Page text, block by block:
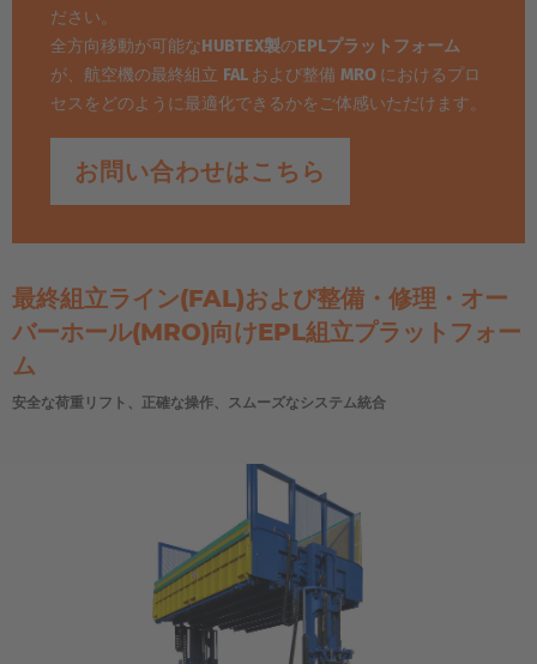
ださい。
全方向移動が可能なHUBTEX製のEPLプラットフォーム
が、航空機の最終組立 FAL および整備 MRO におけるプロ
セスをどのように最適化できるかをご体感いただけます。
お問い合わせはこちら
最終組立ライン(FAL)および整備・修理・オー
バーホール(MRO)向けEPL組立プラットフォー
ム
安全な荷重リフト、正確な操作、スムーズなシステム統合